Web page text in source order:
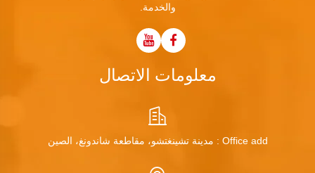
والخدمة.
معلومات الاتصال
Office add : مدينة تشينغتشو، مقاطعة شاندونغ، الصين